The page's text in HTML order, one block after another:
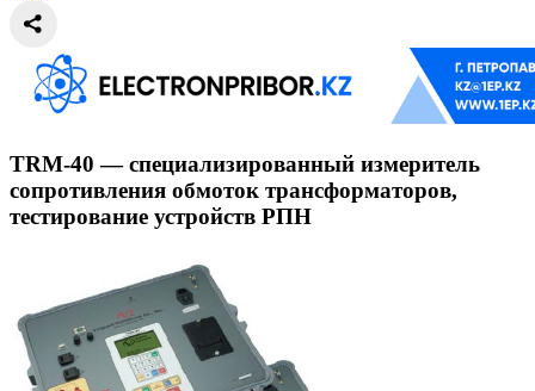
TRM-40 — специализированный измеритель
сопротивления обмоток трансформаторов,
тестирование устройств РПН